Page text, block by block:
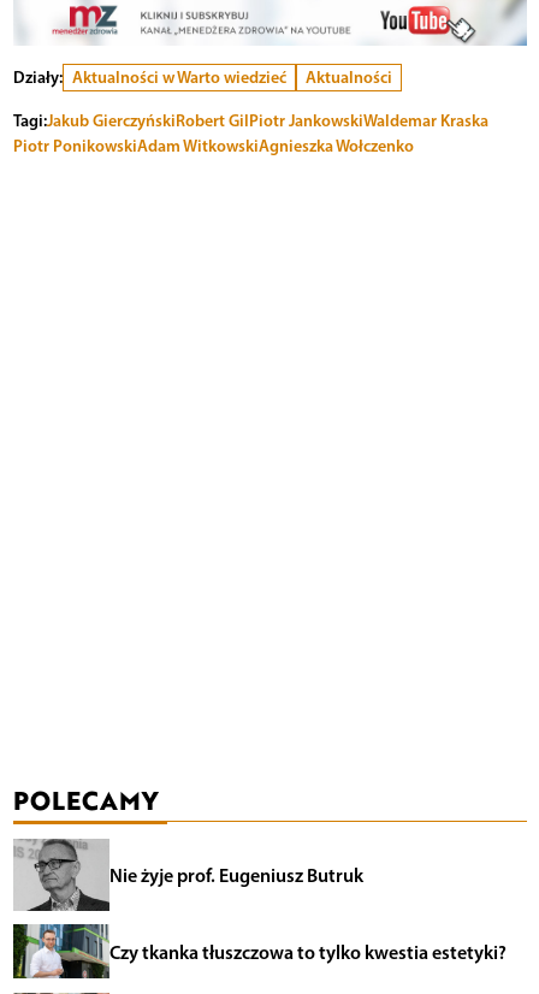
Działy: Aktualności w Warto wiedzieć
Aktualności
Tagi:Jakub GierczyńskiRobert GilPiotr JankowskiWaldemar Kraska
Piotr PonikowskiAdam WitkowskiAgnieszka Wołczenko
POLECAMY
Nie żyje prof. Eugeniusz Butruk
Czy tkanka tłuszczowa to tylko kwestia estetyki?